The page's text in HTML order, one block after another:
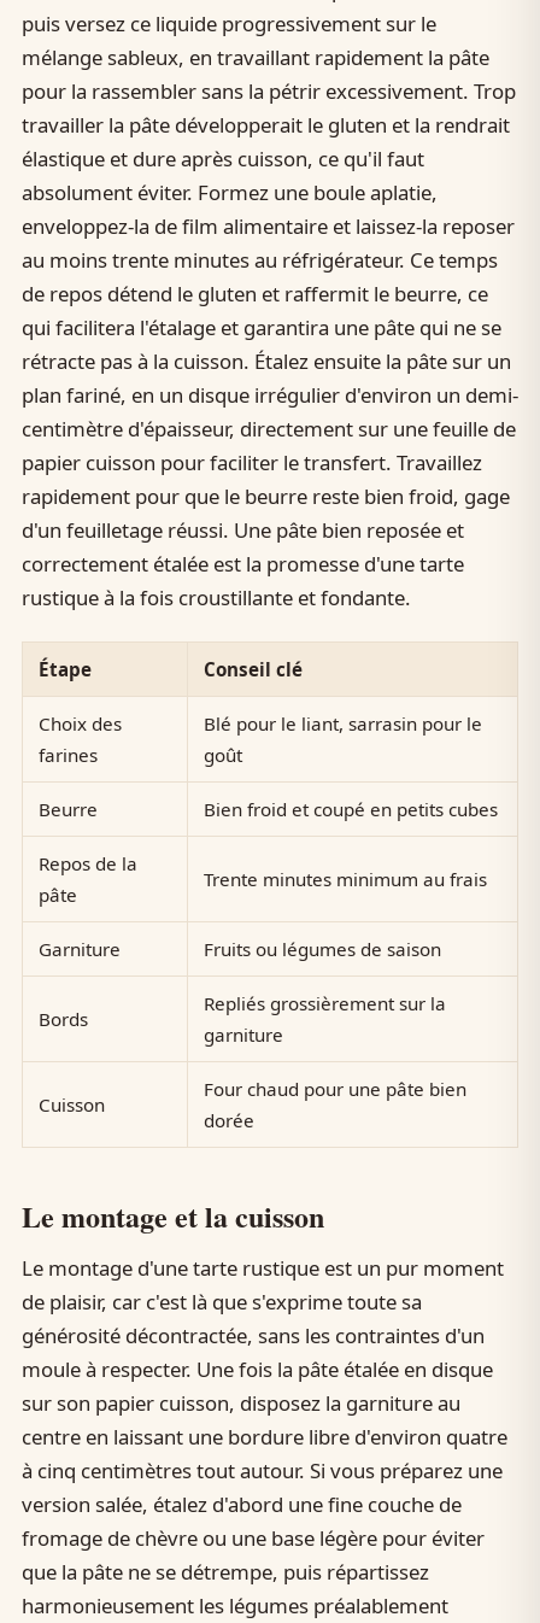
puis versez ce liquide progressivement sur le
mélange sableux, en travaillant rapidement la pâte
pour la rassembler sans la pétrir excessivement. Trop
travailler la pâte développerait le gluten et la rendrait
élastique et dure après cuisson, ce qu'il faut
absolument éviter. Formez une boule aplatie,
enveloppez-la de film alimentaire et laissez-la reposer
au moins trente minutes au réfrigérateur. Ce temps
de repos détend le gluten et raffermit le beurre, ce
qui facilitera l'étalage et garantira une pâte qui ne se
rétracte pas à la cuisson. Étalez ensuite la pâte sur un
plan fariné, en un disque irrégulier d'environ un demi-
centimètre d'épaisseur, directement sur une feuille de
papier cuisson pour faciliter le transfert. Travaillez
rapidement pour que le beurre reste bien froid, gage
d'un feuilletage réussi. Une pâte bien reposée et
correctement étalée est la promesse d'une tarte
rustique à la fois croustillante et fondante.
Étape Conseil clé
Choix des
farines
Blé pour le liant, sarrasin pour le
goût
Beurre Bien froid et coupé en petits cubes
Repos de la
pâte
Trente minutes minimum au frais
Garniture Fruits ou légumes de saison
Bords
Repliés grossièrement sur la
garniture
Cuisson
Four chaud pour une pâte bien
dorée
Le montage et la cuisson
Le montage d'une tarte rustique est un pur moment
de plaisir, car c'est là que s'exprime toute sa
générosité décontractée, sans les contraintes d'un
moule à respecter. Une fois la pâte étalée en disque
sur son papier cuisson, disposez la garniture au
centre en laissant une bordure libre d'environ quatre
à cinq centimètres tout autour. Si vous préparez une
version salée, étalez d'abord une fine couche de
fromage de chèvre ou une base légère pour éviter
que la pâte ne se détrempe, puis répartissez
harmonieusement les légumes préalablement